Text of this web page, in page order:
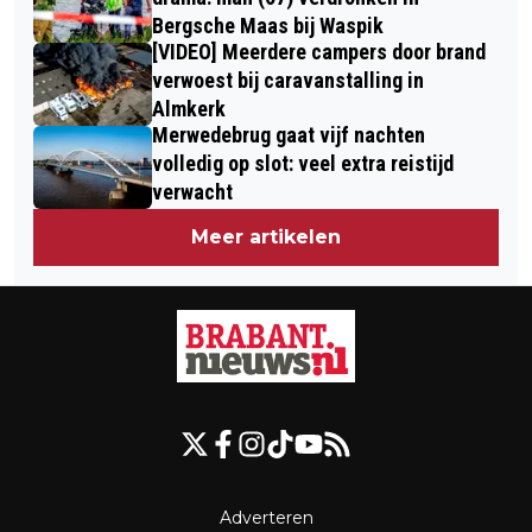
ZOOM, GEBOUW ONTRUIMD
Bergsche Maas bij Waspik
[VIDEO] Meerdere campers door brand
verwoest bij caravanstalling in
Almkerk
Merwedebrug gaat vijf nachten
volledig op slot: veel extra reistijd
verwacht
Meer artikelen
Adverteren